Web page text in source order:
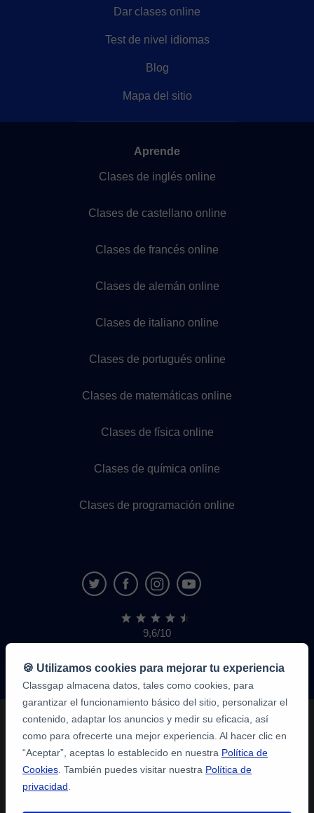
Dar clases online
Test de nivel idiomas
Blog
Mapa del sitio
Aprende
Clases de inglés online
Clases de castellano online
Clases de francés online
Clases de alemán online
Clases de italiano online
Clases de portugués online
Clases de matemáticas online
Clases de física online
Clases de química online
Clases de programación online
9,6/10
1,339,284
de
alumnos
🍪 Utilizamos cookies para mejorar tu experiencia
Classgap almacena datos, tales como cookies, para
garantizar el funcionamiento básico del sitio, personalizar el
contenido, adaptar los anuncios y medir su eficacia, así
como para ofrecerte una mejor experiencia. Al hacer clic en
“Aceptar”, aceptas lo establecido en nuestra Política de
Cookies . También puedes visitar nuestra Política de
privacidad